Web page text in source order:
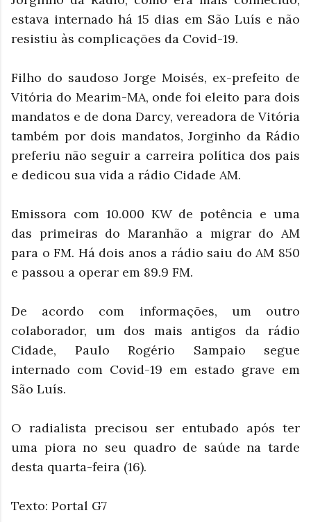
estava internado há 15 dias em São Luís e não
resistiu às complicações da Covid-19.
Filho do saudoso Jorge Moisés, ex-prefeito de
Vitória do Mearim-MA, onde foi eleito para dois
mandatos e de dona Darcy, vereadora de Vitória
também por dois mandatos, Jorginho da Rádio
preferiu não seguir a carreira política dos pais
e dedicou sua vida a rádio Cidade AM.
Emissora com 10.000 KW de potência e uma
das primeiras do Maranhão a migrar do AM
para o FM. Há dois anos a rádio saiu do AM 850
e passou a operar em 89.9 FM.
De acordo com informações, um outro
colaborador, um dos mais antigos da rádio
Cidade, Paulo Rogério Sampaio segue
internado com Covid-19 em estado grave em
São Luís.
O radialista precisou ser entubado após ter
uma piora no seu quadro de saúde na tarde
desta quarta-feira (16).
Texto: Portal G7